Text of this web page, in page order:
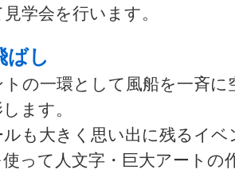
学会を行います。
ばし
トの一環として風船を一斉
ます。
ルも大きく思い出に残るイベ
使って人文字・巨大アートの